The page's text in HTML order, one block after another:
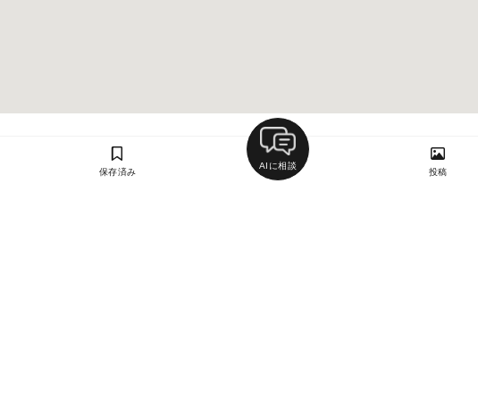
保存済み
AIに相談
投稿